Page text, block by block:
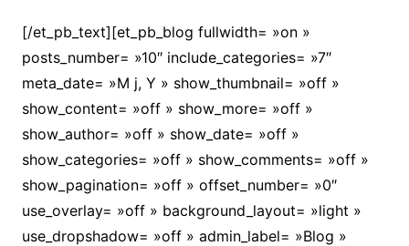
[/et_pb_text][et_pb_blog fullwidth= »on »
posts_number= »10″ include_categories= »7″
meta_date= »M j, Y » show_thumbnail= »off »
show_content= »off » show_more= »off »
show_author= »off » show_date= »off »
show_categories= »off » show_comments= »off »
show_pagination= »off » offset_number= »0″
use_overlay= »off » background_layout= »light »
use_dropshadow= »off » admin_label= »Blog »